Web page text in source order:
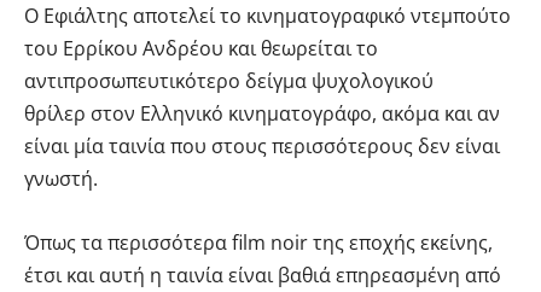
Ο Εφιάλτης αποτελεί το κινηματογραφικό ντεμπούτο
του Ερρίκου Ανδρέου και θεωρείται το
αντιπροσωπευτικότερο δείγμα ψυχολογικού
θρίλερ στον Ελληνικό κινηματογράφο, ακόμα και αν
είναι μία ταινία που στους περισσότερους δεν είναι
γνωστή.
Όπως τα περισσότερα film noir της εποχής εκείνης,
έτσι και αυτή η ταινία είναι βαθιά επηρεασμένη από